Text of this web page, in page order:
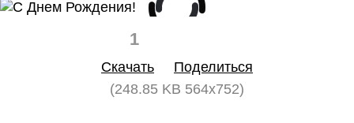
1
Скачать
Поделиться
(248.85 KB 564x752)